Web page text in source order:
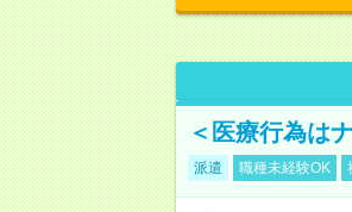
＜医療行為は
派遣 職種未経験OK